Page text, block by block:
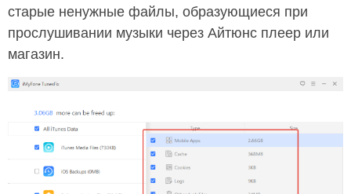
старые ненужные файлы, образующиеся при
прослушивании музыки через Айтюнс плеер или
магазин.